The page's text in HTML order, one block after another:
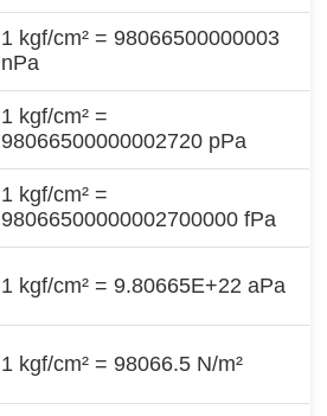
1 kgf/cm² = 98066500000003
nPa
1 kgf/cm² =
98066500000002720 pPa
1 kgf/cm² =
98066500000002700000 fPa
1 kgf/cm² = 9.80665E+22 aPa
1 kgf/cm² = 98066.5 N/m²